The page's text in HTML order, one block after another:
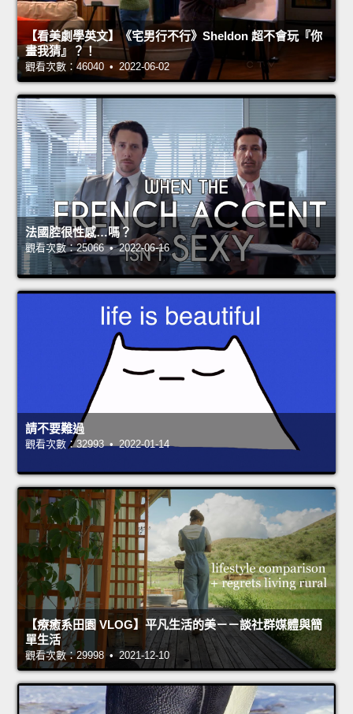
【看美劇學英文】《宅男行不行》Sheldon 超不會玩『你
畫我猜』？！
觀看次數：46040 • 2022-06-02
法國腔很性感…嗎？
觀看次數：25066 • 2022-06-16
請不要難過
觀看次數：32993 • 2022-01-14
【療癒系田園 VLOG】平凡生活的美－－談社群媒體與簡
單生活
觀看次數：29998 • 2021-12-10